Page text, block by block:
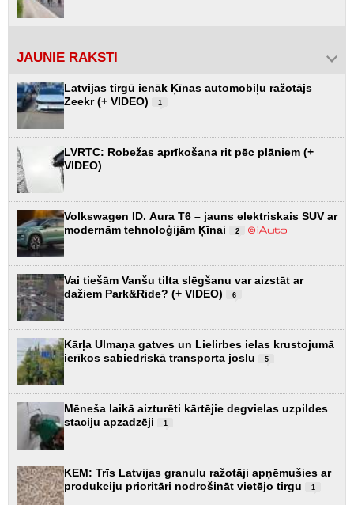
JAUNIE RAKSTI
Latvijas tirgū ienāk Ķīnas automobiļu ražotājs
Zeekr (+ VIDEO)
1
LVRTC: Robežas aprīkošana rit pēc plāniem (+
VIDEO)
Volkswagen ID. Aura T6 – jauns elektriskais SUV ar
modernām tehnoloģijām Ķīnai
2
Vai tiešām Vanšu tilta slēgšanu var aizstāt ar
dažiem Park&Ride? (+ VIDEO)
6
Kārļa Ulmaņa gatves un Lielirbes ielas krustojumā
ierīkos sabiedriskā transporta joslu
5
Mēneša laikā aizturēti kārtējie degvielas uzpildes
staciju apzadzēji
1
KEM: Trīs Latvijas granulu ražotāji apņēmušies ar
produkciju prioritāri nodrošināt vietējo tirgu
1